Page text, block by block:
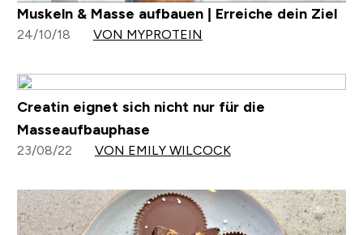
Muskeln & Masse aufbauen | Erreiche dein Ziel
24/10/18 VON MYPROTEIN
Creatin eignet sich nicht nur für die
Masseaufbauphase
23/08/22 VON EMILY WILCOCK